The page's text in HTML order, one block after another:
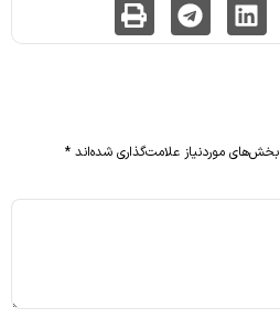
بخش‌های موردنیاز علامت‌گذاری شده‌اند *